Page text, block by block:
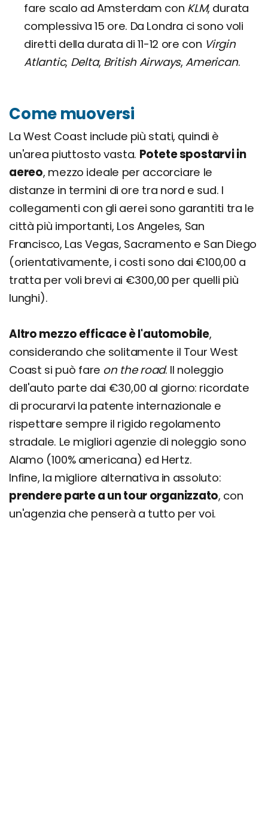
fare scalo ad Amsterdam con KLM, durata
complessiva 15 ore. Da Londra ci sono voli
diretti della durata di 11-12 ore con Virgin
Atlantic, Delta, British Airways,American.
Come muoversi
La West Coast include più stati, quindi è
un'area piuttosto vasta. Potete spostarvi in
aereo, mezzo ideale per accorciare le
distanze in termini di ore tra nord e sud. I
collegamenti con gli aerei sono garantiti tra le
città più importanti, Los Angeles, San
Francisco, Las Vegas, Sacramento e San Diego
(orientativamente, i costi sono dai €100,00 a
tratta per voli brevi ai €300,00 per quelli più
lunghi).
Altro mezzo efficace è l'automobile,
considerando che solitamente il Tour West
Coast si può fare on the road. Il noleggio
dell'auto parte dai €30,00 al giorno: ricordate
di procurarvi la patente internazionale e
rispettare sempre il rigido regolamento
stradale. Le migliori agenzie di noleggio sono
Alamo (100% americana) ed Hertz.
Infine, la migliore alternativa in assoluto:
prendere parte a un tour organizzato, con
un'agenzia che penserà a tutto per voi.